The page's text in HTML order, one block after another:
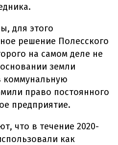
для этого
решение Полесского
на самом деле не
земли
коммунальную
право постоянного
предприятие.
что в течение 2020-
как